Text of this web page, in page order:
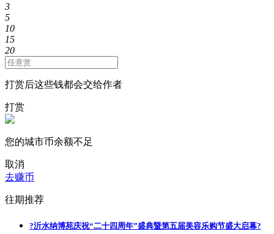
3
5
10
15
20
打赏后这些钱都会交给作者
打赏
您的城市币余额不足
取消
去赚币
往期推荐
?沂水纳博苑庆祝“二十四周年”盛典暨第五届美容乐购节盛大启幕?